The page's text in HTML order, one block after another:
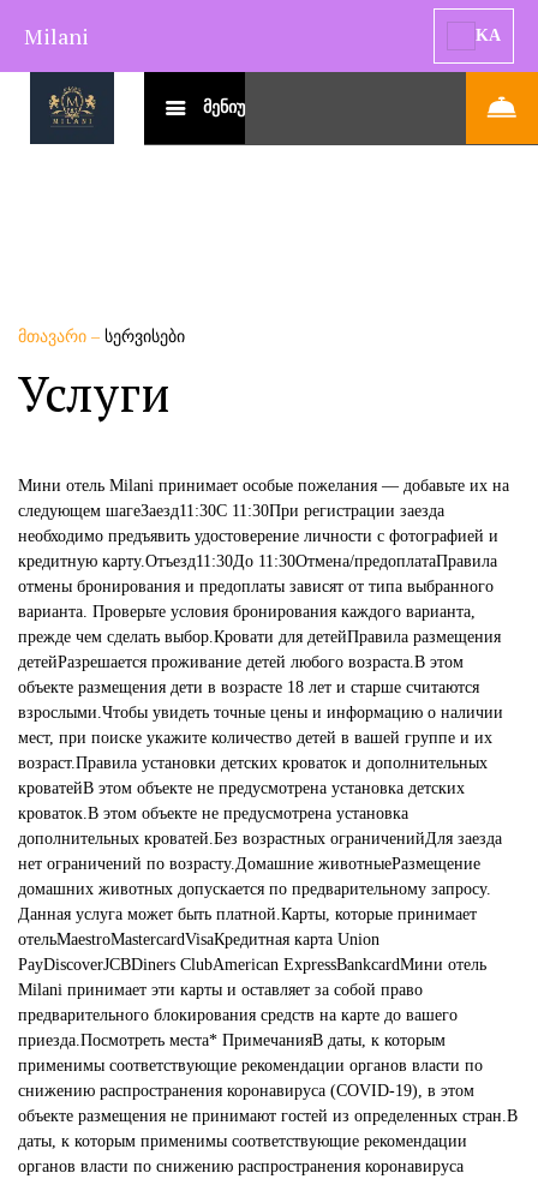
Milani KA
მენიუ
მთავარი – სერვისები
Услуги
Мини отель Milani принимает особые пожелания — добавьте их на
следующем шагеЗаезд11:30C 11:30При регистрации заезда
необходимо предъявить удостоверение личности с фотографией и
кредитную карту.Отъезд11:30До 11:30Отмена/предоплатаПравила
отмены бронирования и предоплаты зависят от типа выбранного
варианта. Проверьте условия бронирования каждого варианта,
прежде чем сделать выбор.Кровати для детейПравила размещения
детейРазрешается проживание детей любого возраста.В этом
объекте размещения дети в возрасте 18 лет и старше считаются
взрослыми.Чтобы увидеть точные цены и информацию о наличии
мест, при поиске укажите количество детей в вашей группе и их
возраст.Правила установки детских кроваток и дополнительных
кроватейВ этом объекте не предусмотрена установка детских
кроваток.В этом объекте не предусмотрена установка
дополнительных кроватей.Без возрастных ограниченийДля заезда
нет ограничений по возрасту.Домашние животныеРазмещение
домашних животных допускается по предварительному запросу.
Данная услуга может быть платной.Карты, которые принимает
отельMaestroMastercardVisaКредитная карта Union
PayDiscoverJCBDiners ClubAmerican ExpressBankcardМини отель
Milani принимает эти карты и оставляет за собой право
предварительного блокирования средств на карте до вашего
приезда.Посмотреть места* ПримечанияВ даты, к которым
применимы соответствующие рекомендации органов власти по
снижению распространения коронавируса (COVID-19), в этом
объекте размещения не принимают гостей из определенных стран.В
даты, к которым применимы соответствующие рекомендации
органов власти по снижению распространения коронавируса